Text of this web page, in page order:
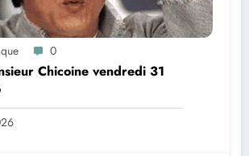
0
Chicoine vendredi 31